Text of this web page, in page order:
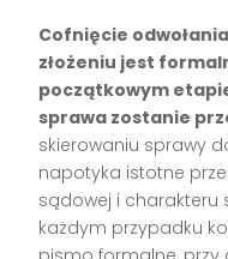
Cofnięcie
złożeniu jest
początkowym
sprawa zostanie
skierowaniu sprawy
napotyka istotne
sądowej i charakteru
każdym przypadku